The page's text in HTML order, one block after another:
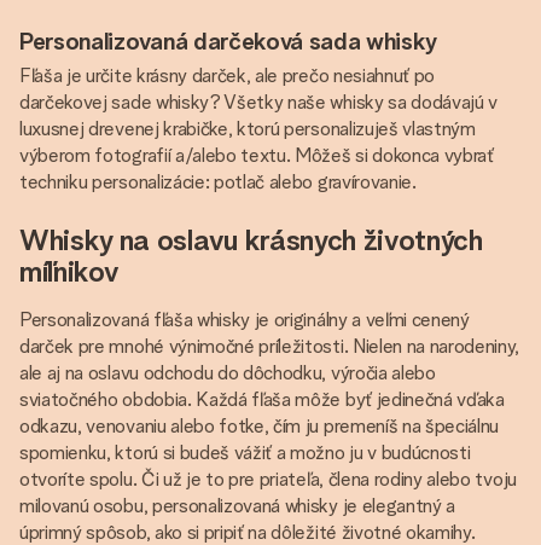
Personalizovaná darčeková sada whisky
Fľaša je určite krásny darček, ale prečo nesiahnuť po
darčekovej sade whisky? Všetky naše whisky sa dodávajú v
luxusnej drevenej krabičke, ktorú personalizuješ vlastným
výberom fotografií a/alebo textu. Môžeš si dokonca vybrať
techniku personalizácie: potlač alebo gravírovanie.
Whisky na oslavu krásnych životných
míľnikov
Personalizovaná fľaša whisky je originálny a veľmi cenený
darček pre mnohé výnimočné príležitosti. Nielen na narodeniny,
ale aj na oslavu odchodu do dôchodku, výročia alebo
sviatočného obdobia. Každá fľaša môže byť jedinečná vďaka
odkazu, venovaniu alebo fotke, čím ju premeníš na špeciálnu
spomienku, ktorú si budeš vážiť a možno ju v budúcnosti
otvoríte spolu. Či už je to pre priateľa, člena rodiny alebo tvoju
milovanú osobu, personalizovaná whisky je elegantný a
úprimný spôsob, ako si pripiť na dôležité životné okamihy.